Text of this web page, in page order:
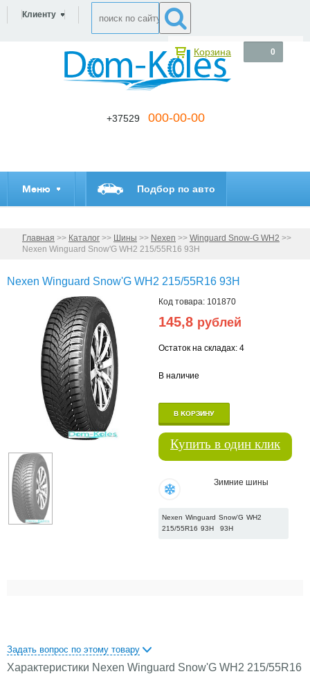
Клиенту
Корзина 0
+37529 000-00-00
Меню Подбор по авто
Главная >> Каталог >> Шины >> Nexen >> Winguard Snow-G WH2 >>
Nexen Winguard Snow'G WH2 215/55R16 93H
Nexen Winguard Snow'G WH2 215/55R16 93H
Код товара: 101870
145,8 рублей
Остаток на складах: 4
В наличие
В КОРЗИНУ
Купить в один клик
Зимние шины
Nexen Winguard Snow'G WH2
215/55R16 93H
93H
Задать вопрос по этому товару
Характеристики Nexen Winguard Snow'G WH2 215/55R16